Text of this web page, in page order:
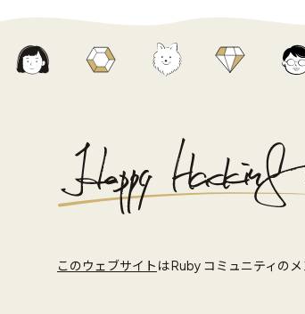
このウェブサイト は Ruby コミュニティの